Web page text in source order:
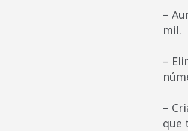
–
mil.
–
–
que